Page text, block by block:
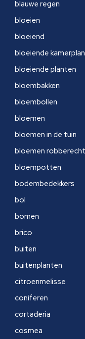
blauwe regen
bloeien
bloeiend
bloeiende
bloeiende planten
bloembakken
bloembollen
bloemen
bloemen in de tuin
bloemen
bloempotten
bodembedekkers
bol
bomen
brico
buiten
buitenplanten
citroenmelisse
coniferen
cortaderia
cosmea